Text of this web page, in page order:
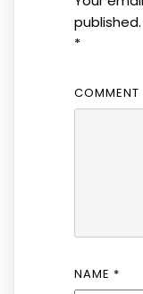
published.
*
COMMENT
NAME *